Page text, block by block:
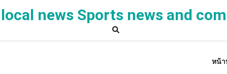
news Sports news and
หน้า